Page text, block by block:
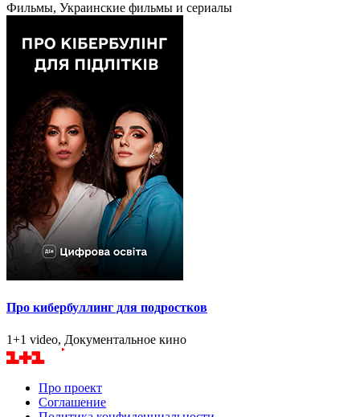
Фильмы, Украинские фильмы и сериалы
Про кибербуллинг для подростков
1+1 video, Документальное кино
Про проект
Соглашение